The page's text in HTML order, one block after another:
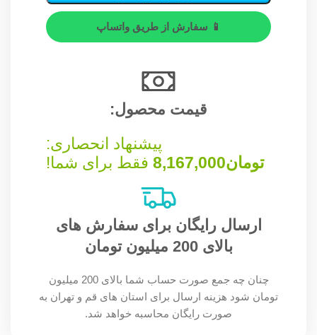
📱 سفارش از طریق واتساپ
قیمت محصول:​
پیشنهاد انحصاری:
تومان8,167,000 فقط برای شما!
ارسال رایگان برای سفارش های
بالای 200 میلیون تومان
چنان چه جمع صورت حساب شما بالای 200 میلیون
تومان شود هزینه ارسال برای استان های قم و تهران به
صورت رایگان محاسبه خواهد شد.